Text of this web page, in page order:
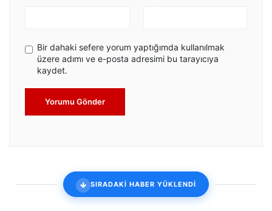
Bir dahaki sefere yorum yaptığımda kullanılmak
üzere adımı ve e-posta adresimi bu tarayıcıya
kaydet.
Yorumu Gönder
SIRADAKİ HABER YÜKLENDİ